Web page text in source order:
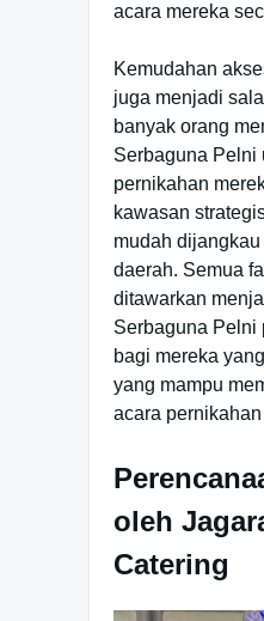
acara mereka
Kemudahan
juga menjadi
banyak orang
Serbaguna Pelni
pernikahan
kawasan
mudah
daerah. Semua
ditawarkan
Serbaguna Pelni
bagi mereka
yang mampu
acara
oleh
Catering